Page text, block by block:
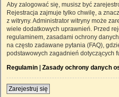
Aby zalogować się, musisz być
Rejestracja zajmuje tylko chwilę, a
z witryny. Administrator witryny może
wiele dodatkowych uprawnień. Przed
regulaminem, zasadami ochrony
na często zadawane pytania (FAQ),
podstawowych zagadnień dotyczących
Regulamin | Zasady ochrony danych
Zarejestruj się